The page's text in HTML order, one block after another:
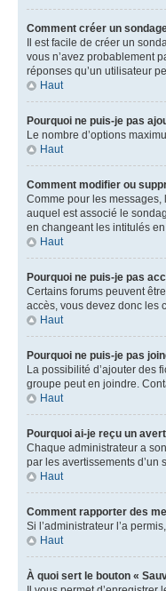
Comment créer un
Il est facile de créer un
vous n’avez probablement
réponses qu’un utilisateur
Haut
Pourquoi ne puis-je pas
Le nombre d’options
Haut
Comment modifier ou
Comme pour les
auquel est associé le
en changeant les intitulés
Haut
Pourquoi ne puis-je pas
Certains forums peuvent
accès, vous devez donc les
Haut
Pourquoi ne puis-je pas
La possibilité d’ajouter des
groupe peut en joindre.
Haut
Pourquoi ai-je reçu un
Chaque administrateur a
par les avertissements d’un
Haut
Comment rapporter des
Si l’administrateur l’a
Haut
À quoi sert le bouton «